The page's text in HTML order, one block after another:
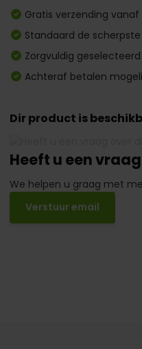
Gratis verzending
Standaard de scherpste
Zorgvuldig
Achteraf betalen
Dir product is
Heeft u een
We helpen u graag met
Verstuur email